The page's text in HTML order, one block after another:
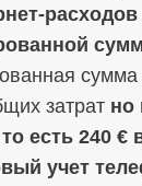
сумма
затрат но
есть 240 €
учет